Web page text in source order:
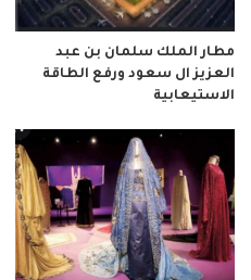
مطار الملك سلمان بن عبد
العزيز ال سعود ورفع الطاقة
الاستيعابية